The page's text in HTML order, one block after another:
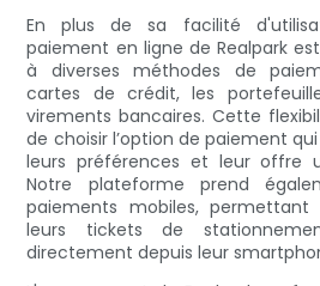
En plus de sa facilité
paiement en ligne de Realpark
à diverses méthodes de
cartes de crédit, les
virements bancaires. Cette
de choisir l’option de paiement
leurs préférences et leur offre
Notre plateforme prend
paiements mobiles,
leurs tickets de
directement depuis leur